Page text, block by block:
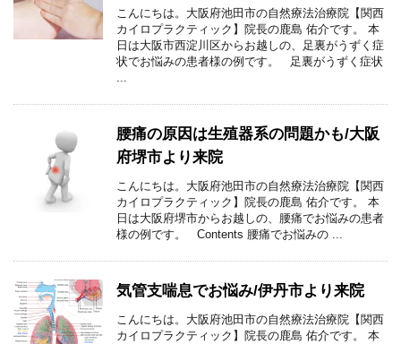
こんにちは。大阪府池田市の自然療法治療院【関西
カイロプラクティック】院長の鹿島 佑介です。 本
日は大阪市西淀川区からお越しの、足裏がうずく症
状でお悩みの患者様の例です。 足裏がうずく症状
...
腰痛の原因は生殖器系の問題かも/大阪
府堺市より来院
こんにちは。大阪府池田市の自然療法治療院【関西
カイロプラクティック】院長の鹿島 佑介です。 本
日は大阪府堺市からお越しの、腰痛でお悩みの患者
様の例です。 Contents 腰痛でお悩みの ...
気管支喘息でお悩み/伊丹市より来院
こんにちは。大阪府池田市の自然療法治療院【関西
カイロプラクティック】院長の鹿島 佑介です。 本